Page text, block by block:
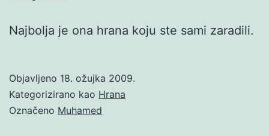
Najbolja je ona hrana koju ste sami zaradili.
Objavljeno 18. ožujka 2009.
Kategorizirano kao Hrana
Označeno Muhamed